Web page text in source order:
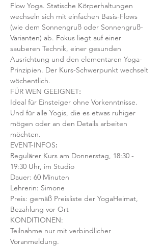
Flow Yoga. Statische Körperhaltungen
wechseln sich mit einfachen Basis-Flows
(wie dem Sonnengruß oder Sonnengruß-
Varianten) ab. Fokus liegt auf einer
sauberen Technik, einer gesunden
Ausrichtung und den elementaren Yoga-
Prinzipien. Der Kurs-Schwerpunkt wechselt
wöchentlich.
FÜR WEN GEEIGNET:
Ideal für Einsteiger ohne Vorkenntnisse.
Und für alle Yogis, die es etwas ruhiger
mögen oder an den Details arbeiten
möchten.
EVENT-INFOS:
Regulärer Kurs am Donnerstag, 18:30 -
19:30 Uhr, im Studio
Dauer: 60 Minuten
Lehrerin: Simone
Preis: gemäß Preisliste der YogaHeimat,
Bezahlung vor Ort
KONDITIONEN:
Teilnahme nur mit verbindlicher
Voranmeldung.